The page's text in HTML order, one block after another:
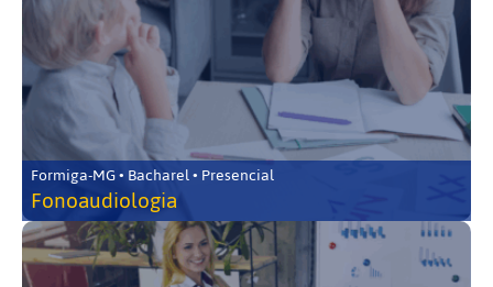
Formiga-MG • Bacharel • Presencial
Fonoaudiologia